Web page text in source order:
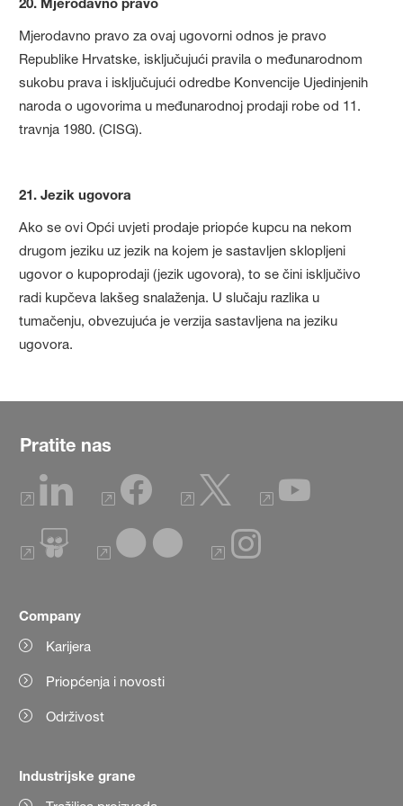
Mjerodavno pravo za ovaj ugovorni odnos je pravo
Republike Hrvatske, isključujući pravila o međunarodnom
sukobu prava i isključujući odredbe Konvencije Ujedinjenih
naroda o ugovorima u međunarodnoj prodaji robe od 11.
travnja 1980. (CISG).
21. Jezik ugovora
Ako se ovi Opći uvjeti prodaje priopće kupcu na nekom
drugom jeziku uz jezik na kojem je sastavljen sklopljeni
ugovor o kupoprodaji (jezik ugovora), to se čini isključivo
radi kupčeva lakšeg snalaženja. U slučaju razlika u
tumačenju, obvezujuća je verzija sastavljena na jeziku
ugovora.
Pratite nas
Company
Karijera
Priopćenja i novosti
Održivost
Industrijske grane